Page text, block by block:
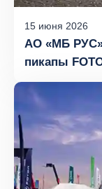
15 июня 2026
АО «МБ РУС»
пикапы
гольф-
Кантри Клуб»